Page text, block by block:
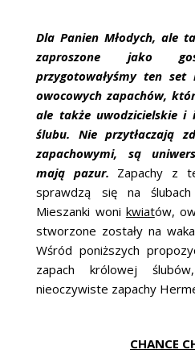
Dla Panien Młodych, ale
zaproszone jako
przygotowałyśmy ten
owocowych zapachów,
ale także uwodzicielskie i
ślubu. Nie przytłaczają
zapachowymi, są
mają pazur. Zapachy z
sprawdzą się na
Mieszanki woni kwiatów,
stworzone zostały na
Wśród poniższych
zapach królowej
nieoczywiste zapachy
CHANCE